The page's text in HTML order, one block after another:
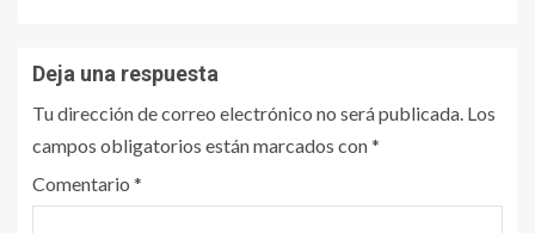
Deja una respuesta
Tu dirección de correo electrónico no será publicada. Los
campos obligatorios están marcados con*
Comentario *